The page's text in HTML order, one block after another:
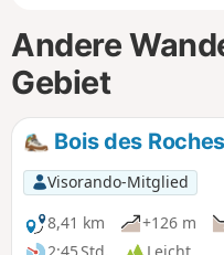
Andere
Gebiet
Bois des
Visorando-Mitglied
8,41 km
+126 m